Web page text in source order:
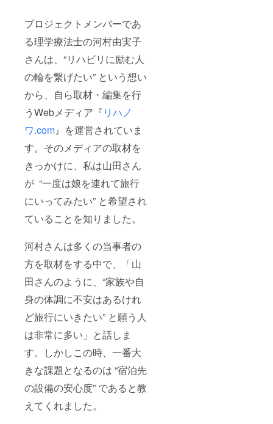
プロジェクトメンバーであ
る理学療法士の河村由実子
さんは、“リハビリに励む人
の輪を繋げたい” という想い
から、自ら取材・編集を行
うWebメディア『リハノ
ワ.com』を運営されていま
す。そのメディアの取材を
きっかけに、私は山田さん
が “一度は娘を連れて旅行
にいってみたい” と希望され
ていることを知りました。
河村さんは多くの当事者の
方を取材をする中で、「山
田さんのように、“家族や自
身の体調に不安はあるけれ
ど旅行にいきたい” と願う人
は非常に多い」と話しま
す。しかしこの時、一番大
きな課題となるのは “宿泊先
の設備の安心度” であると教
えてくれました。